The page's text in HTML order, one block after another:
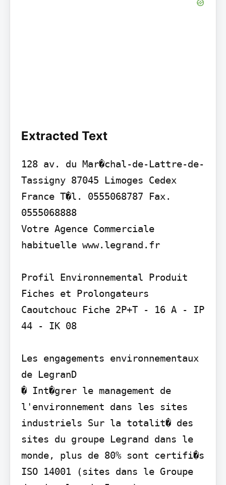
Extracted Text
128 av. du Mar�chal-de-Lattre-de-
Tassigny 87045 Limoges Cedex
France T�l. 0555068787 Fax.
0555068888
Votre Agence Commerciale
habituelle www.legrand.fr
Profil Environnemental Produit
Fiches et Prolongateurs
Caoutchouc Fiche 2P+T - 16 A - IP
44 - IK 08
Les engagements environnementaux
de LegranD
� Int�grer le management de
l'environnement dans les sites
industriels Sur la totalit� des
sites du groupe Legrand dans le
monde, plus de 80% sont certifi�s
ISO 14001 (sites dans le Groupe